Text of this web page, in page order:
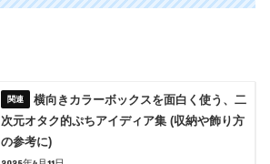
横向きカラーボックスを面白く使う、二
次元オタク的ぷちアイディア集 (収納や飾り方
の参考に)